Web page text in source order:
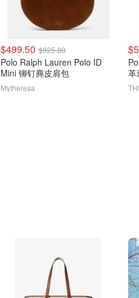
$499.50 $925.00
Polo Ralph Lauren Polo ID
Mini 铆钉麂皮肩包
Mytheresa
革